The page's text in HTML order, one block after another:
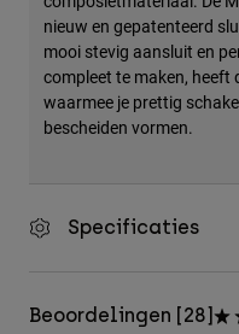
nieuw en gepatenteerd
mooi stevig aansluit en
compleet te maken, heeft
waarmee je prettig
bescheiden vormen.
Specificaties
Beoordelingen [28]